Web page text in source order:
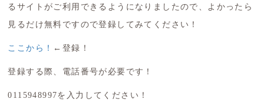
るサイトがご利用できるようになりましたので、よかったら
見るだけ無料ですので登録してみてください！
ここから！ ←登録！
登録する際、電話番号が必要です！
0115948997を入力してください！